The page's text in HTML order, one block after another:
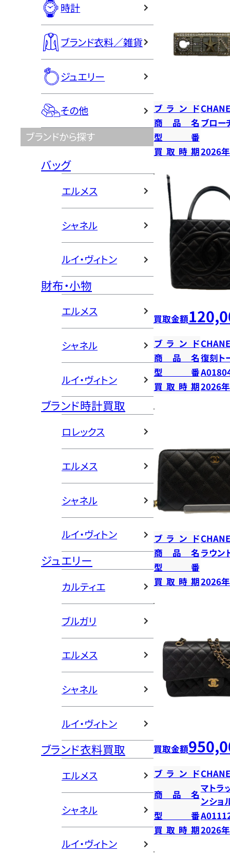
時計
ブランド衣料／雑貨
ジュエリー
その他
ブランドから探す
バッグ
エルメス
シャネル
ルイ・ヴィトン
財布・小物
エルメス
シャネル
ルイ・ヴィトン
ブランド時計買取
ロレックス
エルメス
シャネル
ルイ・ヴィトン
ジュエリー
カルティエ
ブルガリ
エルメス
シャネル
ルイ・ヴィトン
ブランド衣料買取
エルメス
シャネル
ルイ・ヴィトン
ブランド
商品名 ブロー
型番
買取時期2026
買取金額
ブランド
商品名復刻ト
型番
買取時期2026
ブランド
商品名 ラウン
型番
買取時期2026
買取金額
ブランド
商品名
マトラ
ンショ
型番
買取時期2026